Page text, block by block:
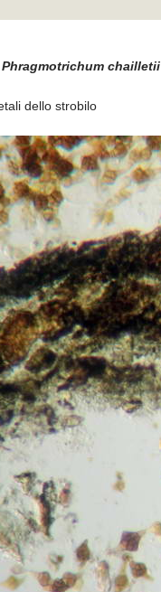
Phragmotrichum chailletii
dello strobilo